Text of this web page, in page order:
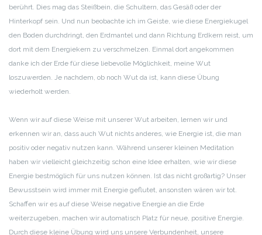
berührt. Dies mag das Steißbein, die Schultern, das Gesäß oder der
Hinterkopf sein. Und nun beobachte ich im Geiste, wie diese Energiekugel
den Boden durchdringt, den Erdmantel und dann Richtung Erdkern reist, um
dort mit dem Energiekern zu verschmelzen. Einmal dort angekommen
danke ich der Erde für diese liebevolle Möglichkeit, meine Wut
loszuwerden. Je nachdem, ob noch Wut da ist, kann diese Übung
wiederholt werden.
Wenn wir auf diese Weise mit unserer Wut arbeiten, lernen wir und
erkennen wir an, dass auch Wut nichts anderes, wie Energie ist, die man
positiv oder negativ nutzen kann. Während unserer kleinen Meditation
haben wir vielleicht gleichzeitig schon eine Idee erhalten, wie wir diese
Energie bestmöglich für uns nutzen können. Ist das nicht großartig? Unser
Bewusstsein wird immer mit Energie geflutet, ansonsten wären wir tot.
Schaffen wir es auf diese Weise negative Energie an die Erde
weiterzugeben, machen wir automatisch Platz für neue, positive Energie.
Durch diese kleine Übung wird uns unsere Verbundenheit, unsere